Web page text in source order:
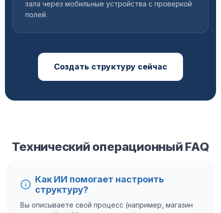
зала через мобильные устройства с проверкой
полей.
Создать структуру сейчас
Технический операционный FAQ
Как ИИ помогает настроить
структуру?
Вы описываете свой процесс (например, магазин